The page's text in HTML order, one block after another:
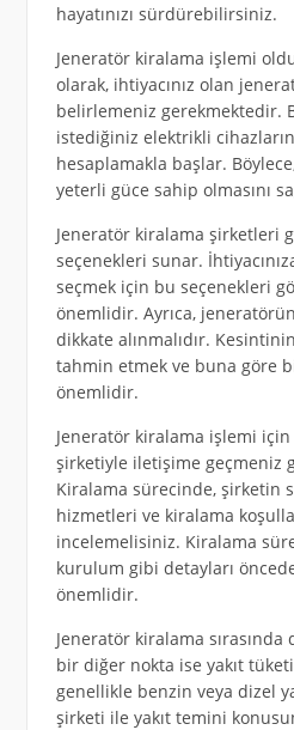
hayatınızı sürdürebilirsiniz.
Jeneratör kiralama işlemi
olarak, ihtiyacınız olan
belirlemeniz gerekmektedir.
istediğiniz elektrikli
hesaplamakla başlar.
yeterli güce sahip olmasını
Jeneratör kiralama şirketleri
seçenekleri sunar.
seçmek için bu seçenekleri
önemlidir. Ayrıca,
dikkate alınmalıdır.
tahmin etmek ve buna göre
önemlidir.
Jeneratör kiralama işlemi
şirketiyle iletişime geçmeniz
Kiralama sürecinde, şirketin
hizmetleri ve kiralama
incelemelisiniz. Kiralama
kurulum gibi detayları
önemlidir.
Jeneratör kiralama
bir diğer nokta ise yakıt
genellikle benzin veya dizel
şirketi ile yakıt temini